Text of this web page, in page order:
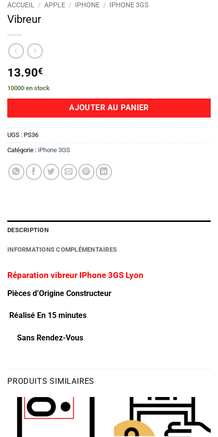
ACCUEIL / APPLE / IPHONE / IPHONE 3GS
Vibreur
13.90€
10000 en stock
AJOUTER AU PANIER
UGS : PS36
Catégorie : iPhone 3GS
DESCRIPTION
INFORMATIONS COMPLÉMENTAIRES
Réparation vibreur IPhone 3GS Lyon
Pièces d’Origine Constructeur
Réalisé En 15 minutes
Sans Rendez-Vous
PRODUITS SIMILAIRES